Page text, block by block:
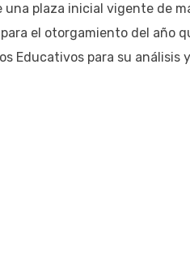
una plaza inicial vigente de
el otorgamiento del año
Educativos para su análisis y